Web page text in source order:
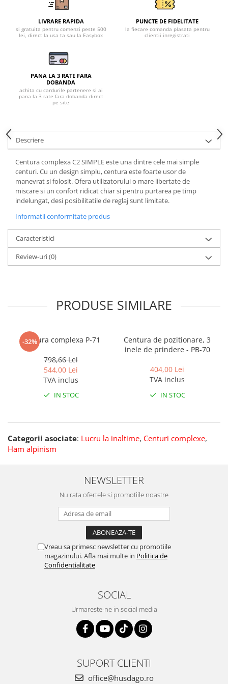
Veste de lucru
Impermeabila
impermeabile
Costume de ploaie impermeabile
Jachete / Bluze salopeta
Pantaloni impermeabili
Pelerine de ploaie
Industria alimentara
Manecute
Pantaloni de lucru
Sorturi impermeabile
Pantaloni de lucru in talie
Pentru sudura
Jachete pentru sudura
Pantaloni de protectie
Sorturi
Pentru copii
Halate
Jachete / Bluze salopeta
Pantaloni de lucru cu pieptar
Pantaloni de lucru in talie
Tricouri polo
LIVRARE RAPIDA
si gratuita pentru comenzi peste 500
lei, direct la usa ta sau la Easybox
PUNCTE DE FIDELITATE
la fiecare comanda plasata pentru
clientii inregistrati
PANA LA 3 RATE FARA
DOBANDA
achita cu cardurile partenere si ai
pana la 3 rate fara dobanda direct
pe site
Descriere
Centura complexa C2 SIMPLE este una dintre cele mai simple
centuri. Cu un design simplu, centura este foarte usor de
manevrat si folosit. Ofera utilizatorului o mare libertate de
miscare si un confort ridicat chiar si pentru purtarea pe timp
indelungat, desi posibilitatile de reglaj sunt limitate.
Informatii conformitate produs
Caracteristici
Review-uri(0)
PRODUSE SIMILARE
-32%
Centura complexa P-71
798,66 Lei
544,00 Lei
TVA inclus
IN STOC
Centura de pozitionare, 3
inele de prindere - PB-70
404,00 Lei
TVA inclus
IN STOC
Categorii asociate: Lucru la inaltime, Centuri complexe,
Ham alpinism
NEWSLETTER
Nu rata ofertele si promotiile noastre
Vreau sa primesc newsletter cu promotiile
magazinului. Afla mai multe in Politica de
Confidentialitate
SOCIAL
Urmareste-ne in social media
SUPORT CLIENTI
office@husdago.ro